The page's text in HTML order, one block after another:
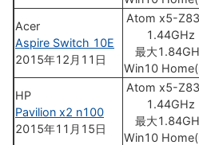
Acer
Aspire Switch 10E
2015年12月11日
Atom x5-
1.44GHz
最大
Win10
HP
Pavilion x2 n100
2015年11月15日
Atom x5-
1.44GHz
最大
Win10